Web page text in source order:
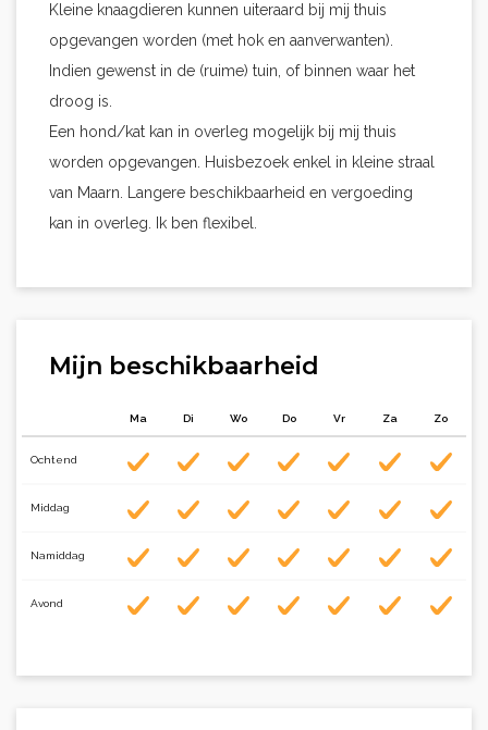
Kleine knaagdieren kunnen uiteraard bij mij thuis
opgevangen worden (met hok en aanverwanten).
Indien gewenst in de (ruime) tuin, of binnen waar het
droog is.
Een hond/kat kan in overleg mogelijk bij mij thuis
worden opgevangen. Huisbezoek enkel in kleine straal
van Maarn. Langere beschikbaarheid en vergoeding
kan in overleg. Ik ben flexibel.
Mijn beschikbaarheid
Ma Di Wo Do Vr Za Zo
Ochtend
Middag
Namiddag
Avond